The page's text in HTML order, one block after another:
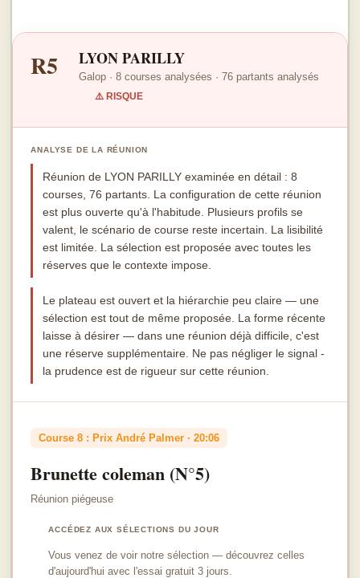
R5 LYON PARILLY
Galop · 8 courses analysées · 76 partants analysés
⚠️ RISQUE
ANALYSE DE LA RÉUNION
Réunion de LYON PARILLY examinée en détail : 8
courses, 76 partants. La configuration de cette réunion
est plus ouverte qu'à l'habitude. Plusieurs profils se
valent, le scénario de course reste incertain. La lisibilité
est limitée. La sélection est proposée avec toutes les
réserves que le contexte impose.
Le plateau est ouvert et la hiérarchie peu claire — une
sélection est tout de même proposée. La forme récente
laisse à désirer — dans une réunion déjà difficile, c'est
une réserve supplémentaire. Ne pas négliger le signal -
la prudence est de rigueur sur cette réunion.
Course 8 : Prix André Palmer · 20:06
Brunette coleman (N°5)
Réunion piégeuse
ACCÉDEZ AUX SÉLECTIONS DU JOUR
Vous venez de voir notre sélection — découvrez celles
d'aujourd'hui avec l'essai gratuit 3 jours.